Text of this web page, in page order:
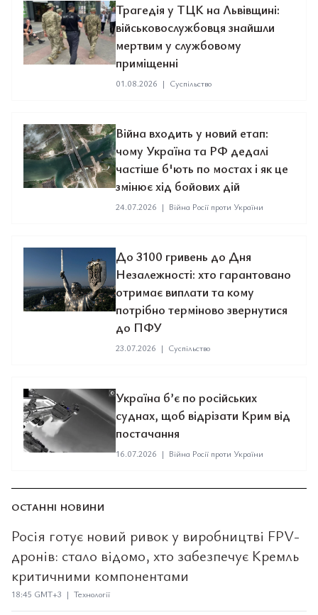
Трагедія у ТЦК на Львівщині:
військовослужбовця знайшли
мертвим у службовому
приміщенні
01.08.2026 | Суспільство
Війна входить у новий етап:
чому Україна та РФ дедалі
частіше б'ють по мостах і як це
змінює хід бойових дій
24.07.2026 | Війна Росії проти України
До 3100 гривень до Дня
Незалежності: хто гарантовано
отримає виплати та кому
потрібно терміново звернутися
до ПФУ
23.07.2026 | Суспільство
Україна б’є по російських
суднах, щоб відрізати Крим від
постачання
16.07.2026 | Війна Росії проти України
ОСТАННІ НОВИНИ
Росія готує новий ривок у виробництві FPV-
дронів: стало відомо, хто забезпечує Кремль
критичними компонентами
18:45 GMT+3 | Технології